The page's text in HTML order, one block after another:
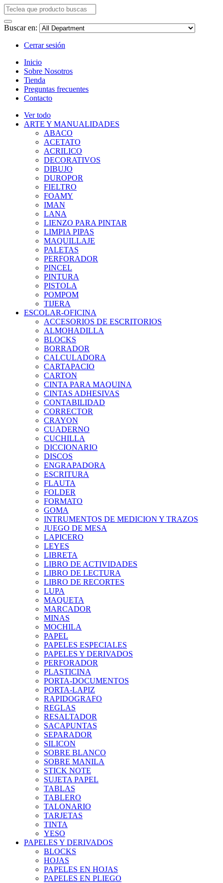
Buscar en:
Cerrar sesión
Inicio
Sobre Nosotros
Tienda
Preguntas frecuentes
Contacto
Ver todo
ARTE Y MANUALIDADES
ABACO
ACETATO
ACRILICO
DECORATIVOS
DIBUJO
DUROPOR
FIELTRO
FOAMY
IMAN
LANA
LIENZO PARA PINTAR
LIMPIA PIPAS
MAQUILLAJE
PALETAS
PERFORADOR
PINCEL
PINTURA
PISTOLA
POMPOM
TIJERA
ESCOLAR-OFICINA
ACCESORIOS DE ESCRITORIOS
ALMOHADILLA
BLOCKS
BORRADOR
CALCULADORA
CARTAPACIO
CARTON
CINTA PARA MAQUINA
CINTAS ADHESIVAS
CONTABILIDAD
CORRECTOR
CRAYON
CUADERNO
CUCHILLA
DICCIONARIO
DISCOS
ENGRAPADORA
ESCRITURA
FLAUTA
FOLDER
FORMATO
GOMA
INTRUMENTOS DE MEDICION Y TRAZOS
JUEGO DE MESA
LAPICERO
LEYES
LIBRETA
LIBRO DE ACTIVIDADES
LIBRO DE LECTURA
LIBRO DE RECORTES
LUPA
MAQUETA
MARCADOR
MINAS
MOCHILA
PAPEL
PAPELES ESPECIALES
PAPELES Y DERIVADOS
PERFORADOR
PLASTICINA
PORTA-DOCUMENTOS
PORTA-LAPIZ
RAPIDOGRAFO
REGLAS
RESALTADOR
SACAPUNTAS
SEPARADOR
SILICON
SOBRE BLANCO
SOBRE MANILA
STICK NOTE
SUJETA PAPEL
TABLAS
TABLERO
TALONARIO
TARJETAS
TINTA
YESO
PAPELES Y DERIVADOS
BLOCKS
HOJAS
PAPELES EN HOJAS
PAPELES EN PLIEGO